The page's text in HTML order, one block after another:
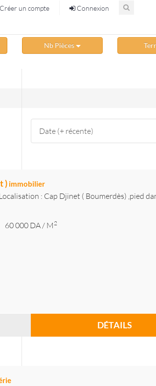
Créer un compte Connexion
Nb Pièces
) immobilier
: Cap Djinet ( Boumerdès) ,pied
60 000 DA/ M 2
DÉTAILS